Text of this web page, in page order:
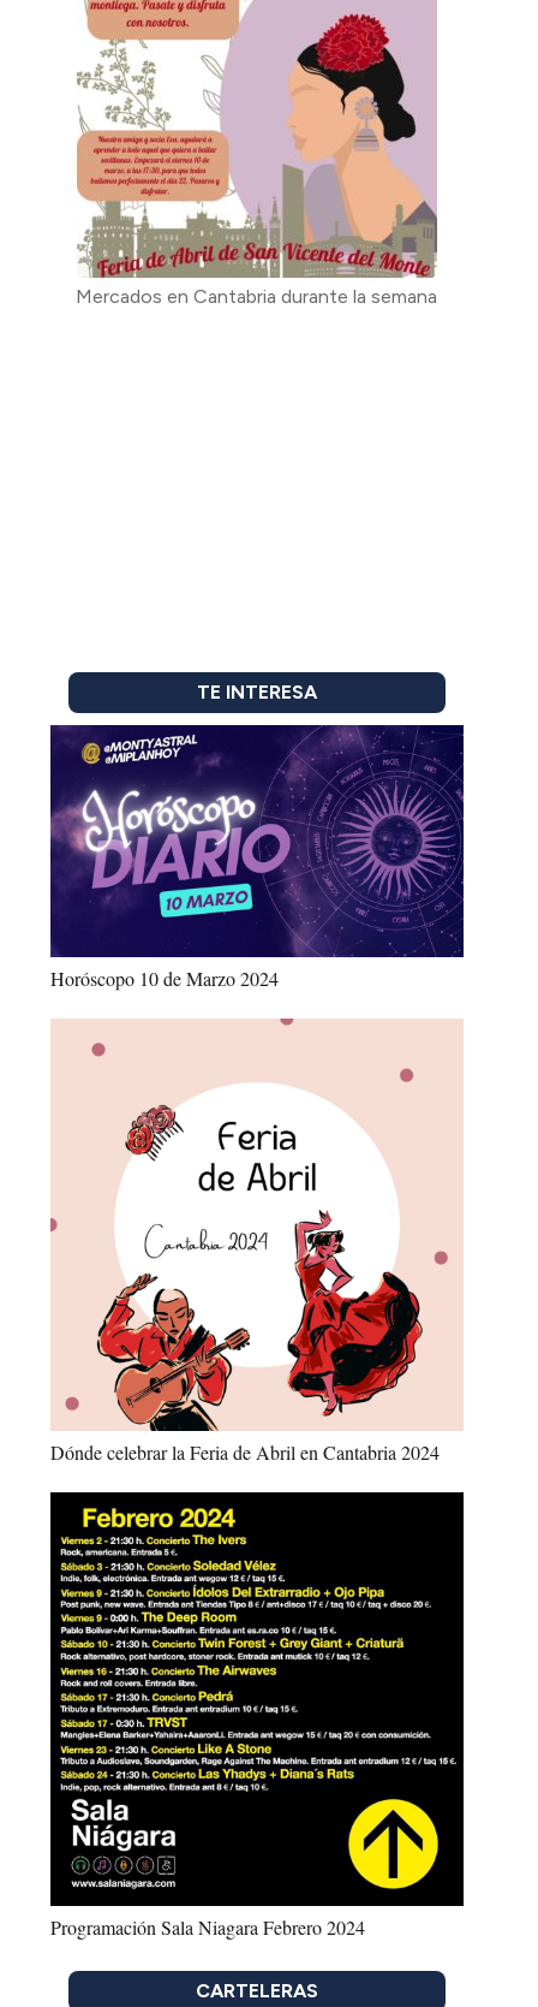
Mercados en Cantabria durante la semana
TE INTERESA
Horóscopo 10 de Marzo 2024
Dónde celebrar la Feria de Abril en Cantabria 2024
Programación Sala Niagara Febrero 2024
CARTELERAS